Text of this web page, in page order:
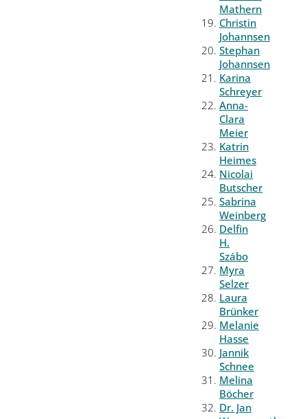
Mathern
Christin
Johannsen
Stephan
Johannsen
Karina
Schreyer
Anna-
Clara
Meier
Katrin
Heimes
Nicolai
Butscher
Sabrina
Weinberg
Delfin
H.
Szábo
Myra
Selzer
Laura
Brünker
Melanie
Hasse
Jannik
Schnee
Melina
Böcher
Dr. Jan